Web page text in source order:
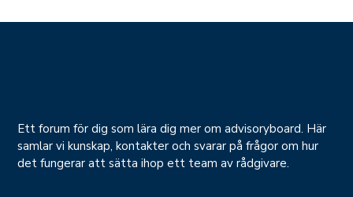
Ett forum för dig som lära dig mer om advisoryboard. Här
samlar vi kunskap, kontakter och svarar på frågor om hur
det fungerar att sätta ihop ett team av rådgivare.